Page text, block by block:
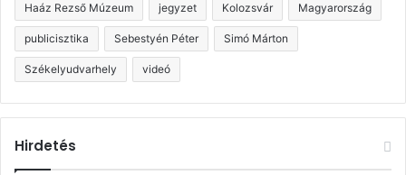
Haáz Rezső Múzeum jegyzet Kolozsvár Magyarország
publicisztika Sebestyén Péter Simó Márton
Székelyudvarhely videó
Hirdetés